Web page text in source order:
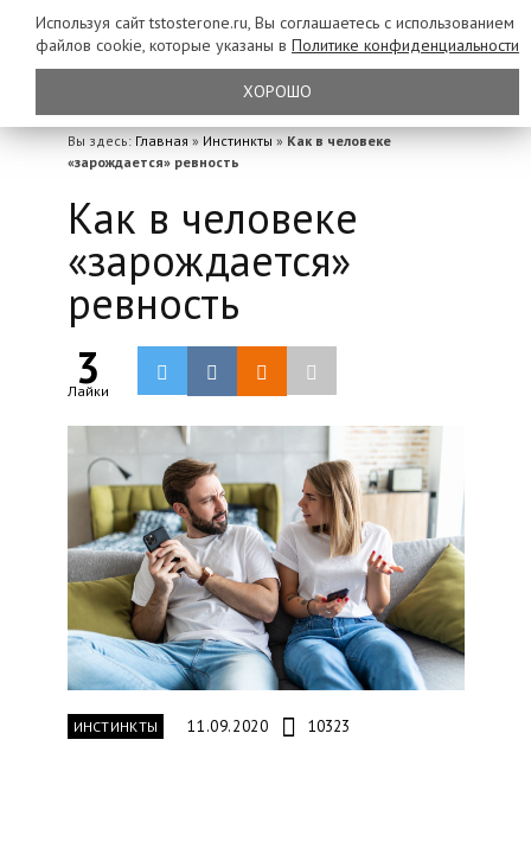
Вы здесь: Главная » Инстинкты » Как в человеке
«зарождается» ревность
Как в человеке
«зарождается»
ревность
3
Лайки
ИНСТИНКТЫ 11.09.2020 10323
Используя сайт tstosterone.ru, Вы соглашаетесь с использованием
файлов cookie, которые указаны в Политике конфиденциальности
ХОРОШО